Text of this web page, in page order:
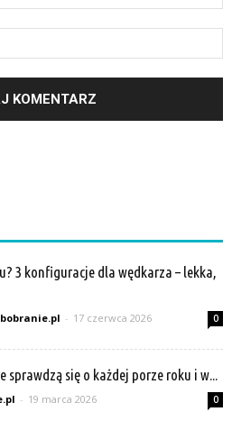
3 konfiguracje dla wędkarza – lekka,
- 17 czerwca 2026 0
się o każdej porze roku i w...
- 19 marca 2026 0